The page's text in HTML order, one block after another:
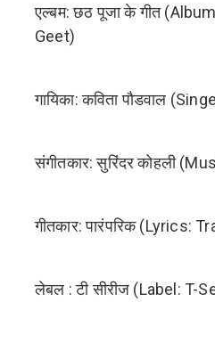
एल्बम: छठ पूजा के गीत
Geet)
गायिका: कविता पौडवाल
संगीतकार: सुरिंदर कोहली
गीतकार: पारंपरिक (Lyrics:
लेबल : टी सीरीज (Label: T-